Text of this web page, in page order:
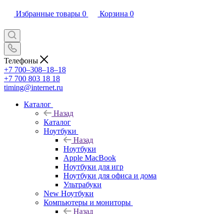
Избранные товары 0 Корзина 0
Телефоны
+7 700‒308‒18‒18
+7 700 803 18 18
timing@internet.ru
Каталог
Назад
Каталог
Ноутбуки
Назад
Ноутбуки
Apple MacBook
Ноутбуки для игр
Ноутбуки для офиса и дома
Ультрабуки
New Ноутбуки
Компьютеры и мониторы
Назад